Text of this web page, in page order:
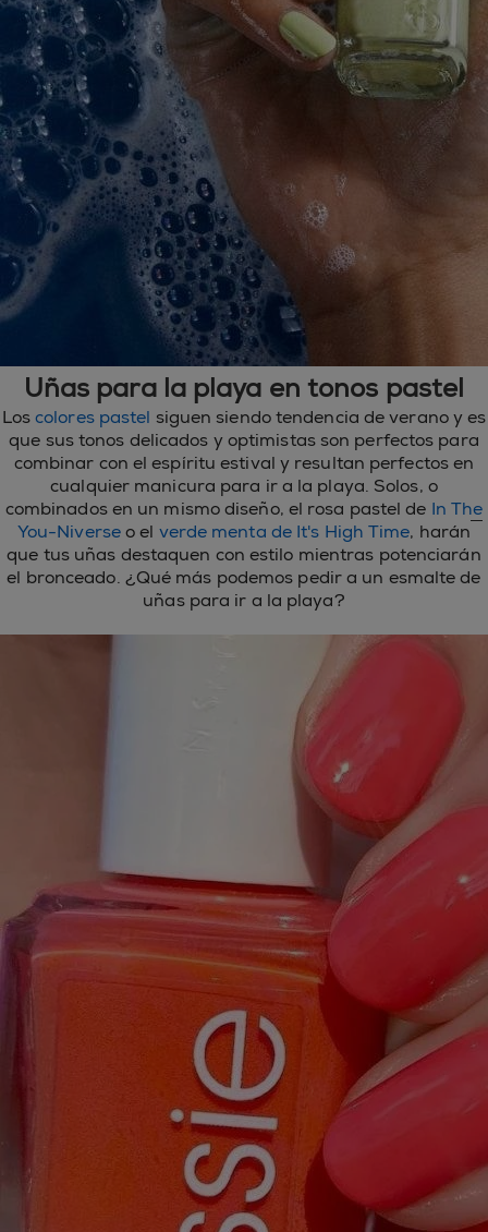
Uñas para la playa en tonos pastel
Loscolores pastel siguen siendo tendencia de verano y es
que sus tonos delicados y optimistas son perfectos para
combinar con el espíritu estival y resultan perfectos en
cualquier manicura para ir a la playa. Solos, o
combinados en un mismo diseño, el rosa pastel de In The
You-Niverseo el verde menta de It's High Time, harán
que tus uñas destaquen con estilo mientras potenciarán
el bronceado. ¿Qué más podemos pedir a un esmalte de
uñas para ir a la playa?